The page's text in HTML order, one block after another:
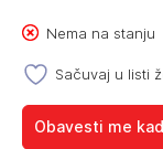
Nema na stanju
Sačuvaj u listi
Obavesti me